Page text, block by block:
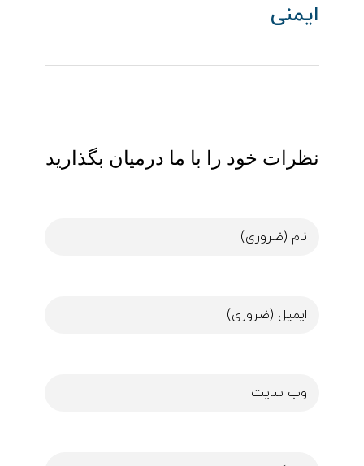
ایمنی
نظرات خود را با ما درمیان بگذارید